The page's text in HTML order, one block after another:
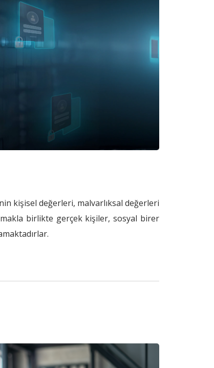
kişisel değerleri, malvarlıksal değerleri
birlikte gerçek kişiler, sosyal birer